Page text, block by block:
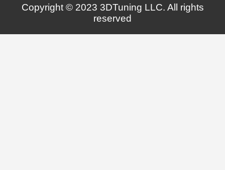
Copyright © 2023 3DTuning LLC. All rights
reserved